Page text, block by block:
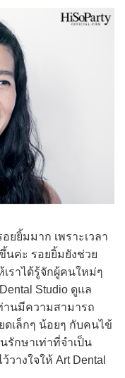
มมาก เพราะเวลา
นค่ะ รอยยิ้มยังช่วย
ราได้รู้จักผู้คนใหม่ๆ
Studio ดูแล
นมีความสามารถ
เล็กๆ น้อยๆ กับคนไข้
รักษาเท่าที่จำเป็น
างใจให้ Art Dental